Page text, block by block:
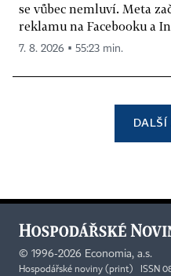
se vůbec nemluví. Meta
reklamu na Facebooku a
7. 8. 2026 ▪ 55:23 min.
DALŠÍ
© 1996-2026 Economia, a.s.
Hospodářské noviny (print) ISSN